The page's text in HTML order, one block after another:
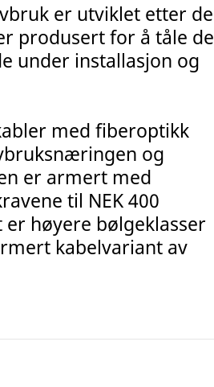
er utviklet etter de
produsert for å tåle de
under installasjon og
med fiberoptikk
og
er armert med
til NEK 400
høyere bølgeklasser
kabelvariant av